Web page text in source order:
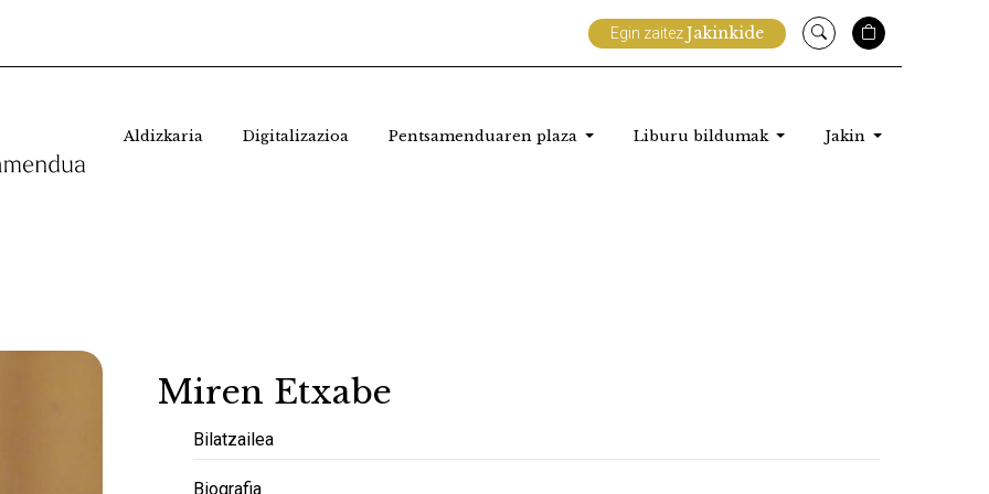
Egin zaitezJakinkide
Aldizkaria Digitalizazioa Pentsamenduaren plaza Liburu bildumak Jakin
Miren Etxabe
Bilatzailea
Biografia